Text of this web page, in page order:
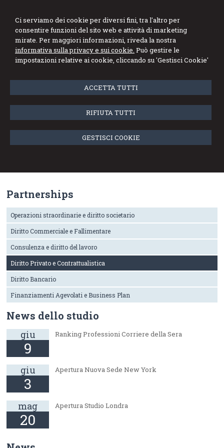
Ci serviamo dei cookie per diversi fini, tra l'altro per
consentire funzioni del sito web e attività di marketing
mirate. Per maggiori informazioni, riveda la nostra
informativa sulla privacy e sui cookie. Può gestire le
impostazioni relative ai cookie, cliccando su 'Gestisci Cookie'
ACCETTA TUTTI
RIFIUTA TUTTI
GESTISCI COOKIE
Stefano Marini
Dottore Commercialista Revisore Legale
Diritto Privato e Contrattualistica
Avv. Prof. Corrado Chessa
Associato di Diritto Privato - Università degli Studi di Cagliari
Cagliari - Corso Vittorio Emanuele, 1
Partnerships
Operazioni straordinarie e diritto societario
Diritto Commerciale e Fallimentare
Consulenza e diritto del lavoro
Diritto Privato e Contrattualistica
Diritto Bancario
Finanziamenti Agevolati e Business Plan
News dello studio
giu
9
Ranking Professioni Corriere della Sera
giu
3
Apertura Nuova Sede New York
mag
20
Apertura Studio Londra